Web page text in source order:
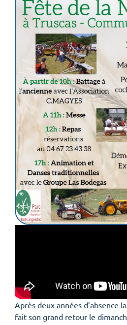
Après deux années d’absence
fait son grand retour le